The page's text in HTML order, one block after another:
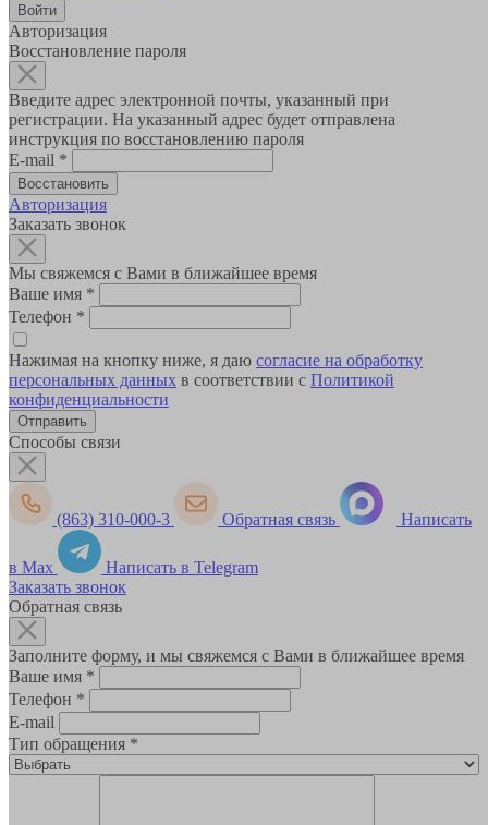
Авторизация
Восстановление пароля
Введите адрес электронной почты, указанный при
регистрации. На указанный адрес будет отправлена
инструкция по восстановлению пароля
E-mail *
Авторизация
Заказать звонок
Мы свяжемся с Вами в ближайшее время
Ваше имя *
Телефон *
Нажимая на кнопку ниже, я даю согласие на обработку
персональных данных в соответствии с Политикой
конфиденциальности
Способы связи
(863) 310-000-3 Обратная связь Написать
в Max
Написать в Telegram
Заказать звонок
Обратная связь
Заполните форму, и мы свяжемся с Вами в ближайшее время
Ваше имя *
Телефон *
E-mail
Тип обращения *